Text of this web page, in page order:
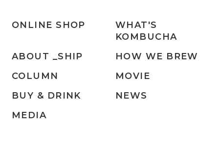
ONLINE SHOP
WHAT'S
KOMBUCHA
ABOUT _SHIP
HOW WE BREW
COLUMN
MOVIE
BUY & DRINK
NEWS
MEDIA